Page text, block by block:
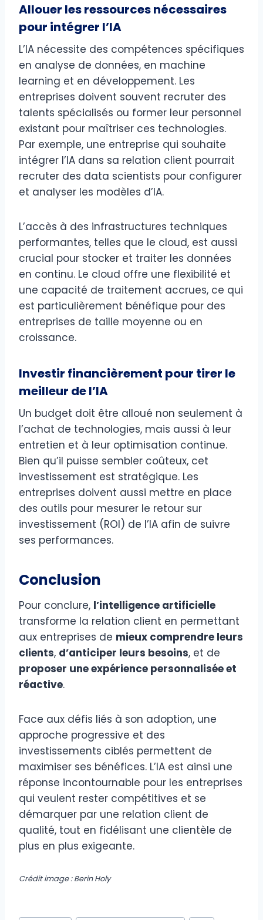
Allouer les ressources nécessaires
pour intégrer l’IA
L’IA nécessite des compétences spécifiques
en analyse de données, en machine
learning et en développement. Les
entreprises doivent souvent recruter des
talents spécialisés ou former leur personnel
existant pour maîtriser ces technologies.
Par exemple, une entreprise qui souhaite
intégrer l’IA dans sa relation client pourrait
recruter des data scientists pour configurer
et analyser les modèles d’IA.
L’accès à des infrastructures techniques
performantes, telles que le cloud, est aussi
crucial pour stocker et traiter les données
en continu. Le cloud offre une flexibilité et
une capacité de traitement accrues, ce qui
est particulièrement bénéfique pour des
entreprises de taille moyenne ou en
croissance.
Investir financièrement pour tirer le
meilleur de l’IA
Un budget doit être alloué non seulement à
l’achat de technologies, mais aussi à leur
entretien et à leur optimisation continue.
Bien qu’il puisse sembler coûteux, cet
investissement est stratégique. Les
entreprises doivent aussi mettre en place
des outils pour mesurer le retour sur
investissement (ROI) de l’IA afin de suivre
ses performances.
Conclusion
Pour conclure, l’intelligence artificielle
transforme la relation client en permettant
aux entreprises de mieux comprendre leurs
clients, d’anticiper leurs besoins, et de
proposer une expérience personnalisée et
réactive.
Face aux défis liés à son adoption, une
approche progressive et des
investissements ciblés permettent de
maximiser ses bénéfices. L’IA est ainsi une
réponse incontournable pour les entreprises
qui veulent rester compétitives et se
démarquer par une relation client de
qualité, tout en fidélisant une clientèle de
plus en plus exigeante.
Crédit image : Berin Holy